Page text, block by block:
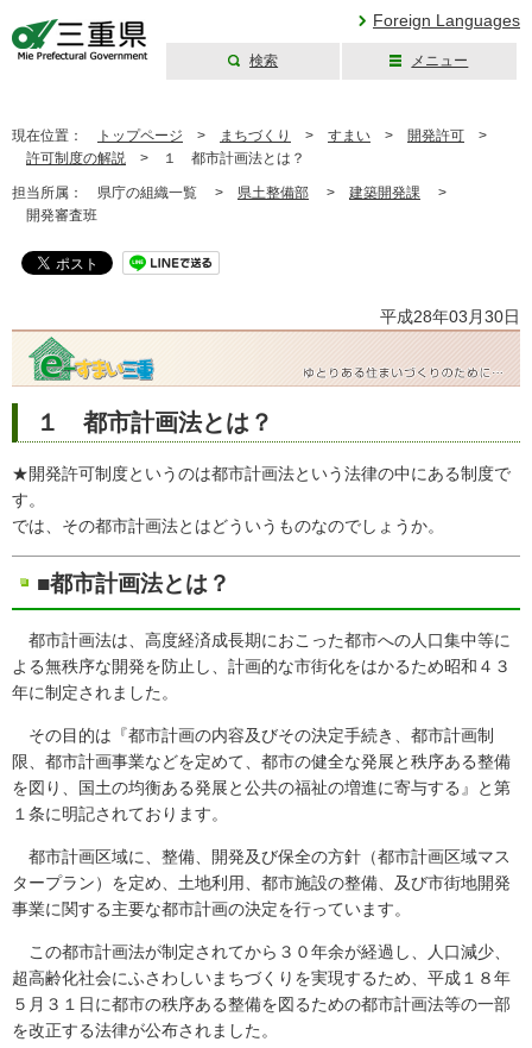
Foreign Languages
検索 メニュー
現在位置： トップページ > まちづくり > すまい > 開発許可 >
許可制度の解説 > １ 都市計画法とは？
担当所属： 県庁の組織一覧 > 県土整備部 > 建築開発課 >
開発審査班
平成28年03月30日
１ 都市計画法とは？
★開発許可制度というのは都市計画法という法律の中にある制度で
す。
では、その都市計画法とはどういうものなのでしょうか。
■都市計画法とは？
都市計画法は、高度経済成長期におこった都市への人口集中等に
よる無秩序な開発を防止し、計画的な市街化をはかるため昭和４３
年に制定されました。
その目的は『都市計画の内容及びその決定手続き、都市計画制
限、都市計画事業などを定めて、都市の健全な発展と秩序ある整備
を図り、国土の均衡ある発展と公共の福祉の増進に寄与する』と第
１条に明記されております。
都市計画区域に、整備、開発及び保全の方針（都市計画区域マス
タープラン）を定め、土地利用、都市施設の整備、及び市街地開発
事業に関する主要な都市計画の決定を行っています。
この都市計画法が制定されてから３０年余が経過し、人口減少、
超高齢化社会にふさわしいまちづくりを実現するため、平成１８年
５月３１日に都市の秩序ある整備を図るための都市計画法等の一部
を改正する法律が公布されました。